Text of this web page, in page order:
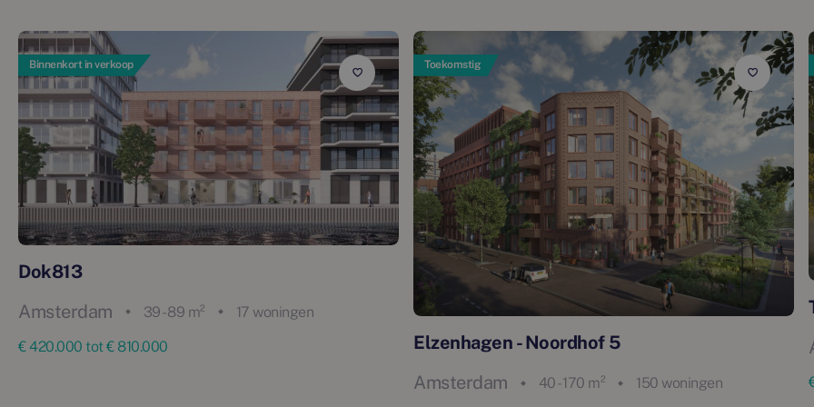
Binnenkort in verkoop
Dok813
Amsterdam
39 - 89 m²
17 woningen
€ 420.000 tot € 810.000
Toekomstig
Elzenhagen - Noordhof 5
Amsterdam
40 - 170 m² 150 woningen